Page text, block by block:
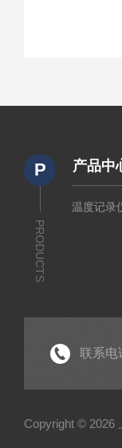
P
PRODUCTS
产品中
温度记录
联系电
Copyright © 2026